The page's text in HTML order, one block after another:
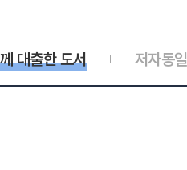
저자동일
대출한 도서